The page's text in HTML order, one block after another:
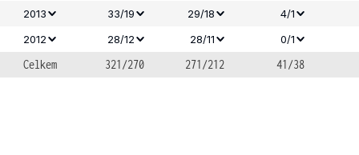
2013
33/19 29/18
4/1
2012
28/12 28/11 0/1
Celkem 321/270 271/212 41/38